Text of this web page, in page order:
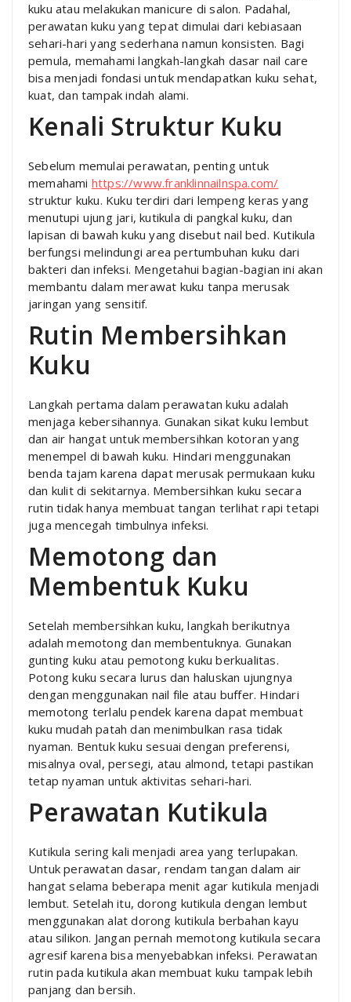
kuku atau melakukan manicure di salon. Padahal,
perawatan kuku yang tepat dimulai dari kebiasaan
sehari-hari yang sederhana namun konsisten. Bagi
pemula, memahami langkah-langkah dasar nail care
bisa menjadi fondasi untuk mendapatkan kuku sehat,
kuat, dan tampak indah alami.
Kenali Struktur Kuku
Sebelum memulai perawatan, penting untuk
memahami https://www.franklinnailnspa.com/
struktur kuku. Kuku terdiri dari lempeng keras yang
menutupi ujung jari, kutikula di pangkal kuku, dan
lapisan di bawah kuku yang disebut nail bed. Kutikula
berfungsi melindungi area pertumbuhan kuku dari
bakteri dan infeksi. Mengetahui bagian-bagian ini akan
membantu dalam merawat kuku tanpa merusak
jaringan yang sensitif.
Rutin Membersihkan
Kuku
Langkah pertama dalam perawatan kuku adalah
menjaga kebersihannya. Gunakan sikat kuku lembut
dan air hangat untuk membersihkan kotoran yang
menempel di bawah kuku. Hindari menggunakan
benda tajam karena dapat merusak permukaan kuku
dan kulit di sekitarnya. Membersihkan kuku secara
rutin tidak hanya membuat tangan terlihat rapi tetapi
juga mencegah timbulnya infeksi.
Memotong dan
Membentuk Kuku
Setelah membersihkan kuku, langkah berikutnya
adalah memotong dan membentuknya. Gunakan
gunting kuku atau pemotong kuku berkualitas.
Potong kuku secara lurus dan haluskan ujungnya
dengan menggunakan nail file atau buffer. Hindari
memotong terlalu pendek karena dapat membuat
kuku mudah patah dan menimbulkan rasa tidak
nyaman. Bentuk kuku sesuai dengan preferensi,
misalnya oval, persegi, atau almond, tetapi pastikan
tetap nyaman untuk aktivitas sehari-hari.
Perawatan Kutikula
Kutikula sering kali menjadi area yang terlupakan.
Untuk perawatan dasar, rendam tangan dalam air
hangat selama beberapa menit agar kutikula menjadi
lembut. Setelah itu, dorong kutikula dengan lembut
menggunakan alat dorong kutikula berbahan kayu
atau silikon. Jangan pernah memotong kutikula secara
agresif karena bisa menyebabkan infeksi. Perawatan
rutin pada kutikula akan membuat kuku tampak lebih
panjang dan bersih.